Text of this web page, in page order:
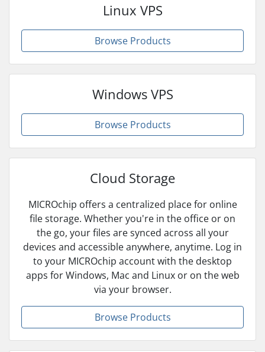
Linux VPS
Browse Products
Windows VPS
Browse Products
Cloud Storage
MICROchip offers a centralized place for online
file storage. Whether you're in the office or on
the go, your files are synced across all your
devices and accessible anywhere, anytime. Log in
to your MICROchip account with the desktop
apps for Windows, Mac and Linux or on the web
via your browser.
Browse Products